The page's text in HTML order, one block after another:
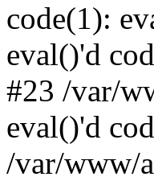
code(1):
eval()'d
#23 /var/
eval()'d
/var/www/